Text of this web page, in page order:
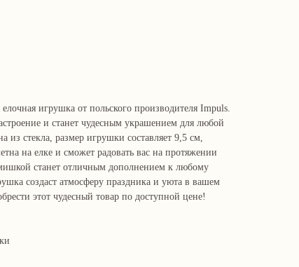
игрушка от польского производителя Impuls.
и станет чудесным украшением для любой
из стекла, размер игрушки составляет 9,5 см,
на елке и сможет радовать вас на протяжении
станет отличным дополнением к любому
создаст атмосферу праздника и уюта в вашем
этот чудесный товар по доступной цене!